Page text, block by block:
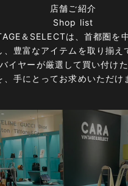
店舗ご紹介
Shop list
＆SELECTは、首都圏を
、豊富なアイテムを取り揃え
イヤーが厳選して買い付け
、手にとってお求めいただけ